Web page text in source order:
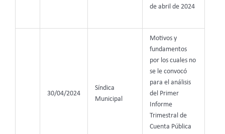
de abril de 2024
30/04/2024
Síndica
Municipal
Motivos y
fundamentos
por los cuales no
se le convocó
para el análisis
del Primer
Informe
Trimestral de
Cuenta Pública